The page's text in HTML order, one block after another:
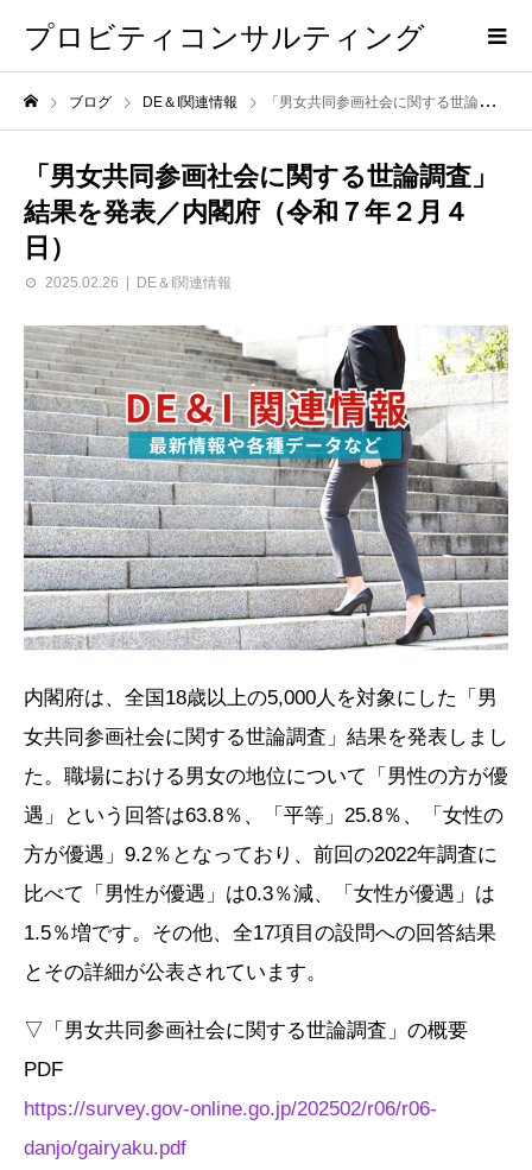
プロビティコンサルティング
ブログ DE＆I関連情報 「男女共同参画社会に関する世論調査」結果を発表／内閣府（令和７年２月４日）
「男女共同参画社会に関する世論調査」
結果を発表／内閣府（令和７年２月４
日）
2025.02.26 DE＆I関連情報
内閣府は、全国18歳以上の5,000人を対象にした「男
女共同参画社会に関する世論調査」結果を発表しまし
た。職場における男女の地位について「男性の方が優
遇」という回答は63.8％、「平等」25.8％、「女性の
方が優遇」9.2％となっており、前回の2022年調査に
比べて「男性が優遇」は0.3％減、「女性が優遇」は
1.5％増です。その他、全17項目の設問への回答結果
とその詳細が公表されています。
▽「男女共同参画社会に関する世論調査」の概要
PDF
https://survey.gov-online.go.jp/202502/r06/r06-
danjo/gairyaku.pdf